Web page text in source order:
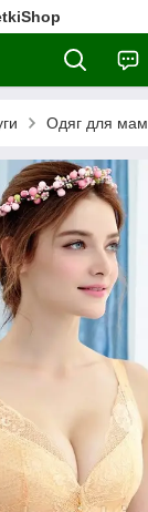
Одяг для мам